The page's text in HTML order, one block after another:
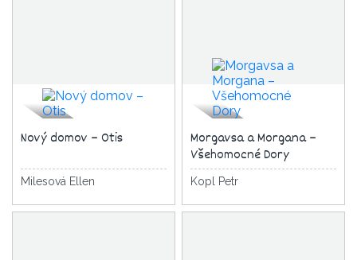
Nový domov – Otis
Milesová Ellen
Morgavsa a Morgana –
Všehomocné Dory
Kopl Petr